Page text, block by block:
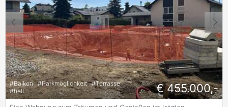
#Balkon #Parkmöglichkeit #Terrasse
#hell € 455.000,-